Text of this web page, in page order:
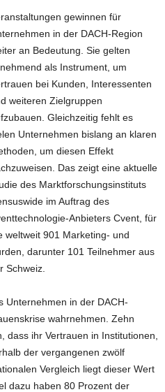
gewinnen für
in der DACH-Region
an Bedeutung. Sie gelten
als Instrument, um
bei Kunden, Interessenten
weiteren Zielgruppen
Gleichzeitig fehlt es
Unternehmen bislang an klaren
um diesen Effekt
Das zeigt eine aktuelle
des Marktforschungsinstituts
im Auftrag des
Anbieters Cvent, für
weltweit 901 Marketing- und
darunter 101 Teilnehmer aus
Schweiz.
Unternehmen in der DACH-
wahrnehmen. Zehn
dass ihr Vertrauen in Institutionen,
der vergangenen zwölf
Vergleich liegt dieser Wert
dazu haben 80 Prozent der